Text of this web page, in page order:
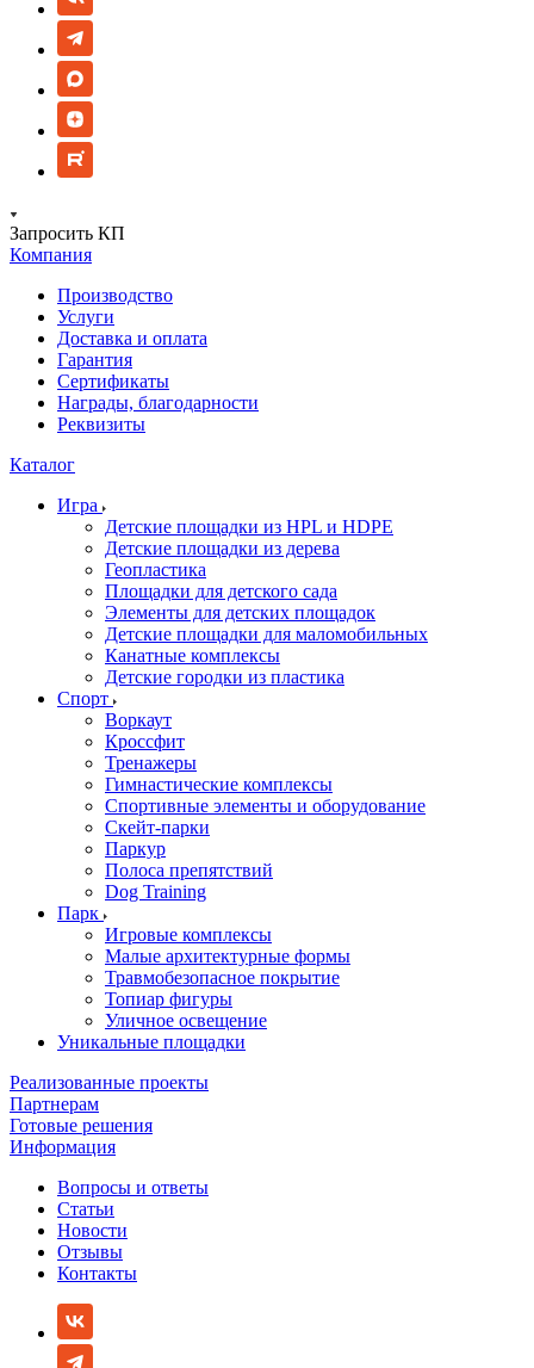
Запросить КП
Компания
Производство
Услуги
Доставка и оплата
Гарантия
Сертификаты
Награды, благодарности
Реквизиты
Каталог
Игра
Детские площадки из HPL и HDPE
Детские площадки из дерева
Геопластика
Площадки для детского сада
Элементы для детских площадок
Детские площадки для маломобильных
Канатные комплексы
Детские городки из пластика
Спорт
Воркаут
Кроссфит
Тренажеры
Гимнастические комплексы
Спортивные элементы и оборудование
Скейт-парки
Паркур
Полоса препятствий
Dog Training
Парк
Игровые комплексы
Малые архитектурные формы
Травмобезопасное покрытие
Топиар фигуры
Уличное освещение
Уникальные площадки
Реализованные проекты
Партнерам
Готовые решения
Информация
Вопросы и ответы
Статьи
Новости
Отзывы
Контакты